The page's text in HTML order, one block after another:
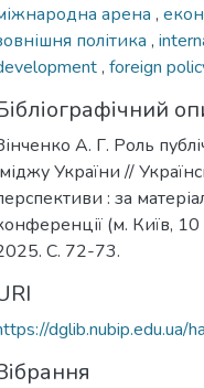
арена ,
політика ,
, foreign
А. Г. Роль
України //
: за
(м. Київ,
С. 72-73.